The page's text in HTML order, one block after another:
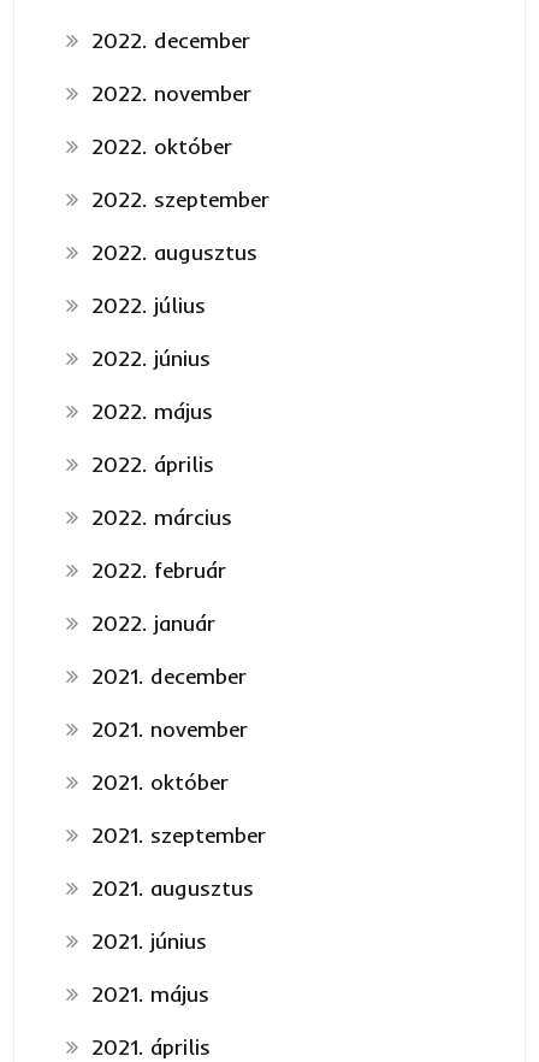
2022. december
2022. november
2022. október
2022. szeptember
2022. augusztus
2022. július
2022. június
2022. május
2022. április
2022. március
2022. február
2022. január
2021. december
2021. november
2021. október
2021. szeptember
2021. augusztus
2021. június
2021. május
2021. április